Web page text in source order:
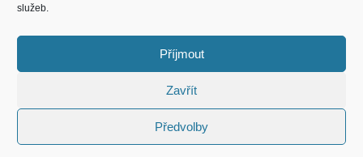
služeb.
Příjmout
Zavřít
Předvolby
COPYRIGHT
© 2026 Speed Limit,
All Rights Reserved